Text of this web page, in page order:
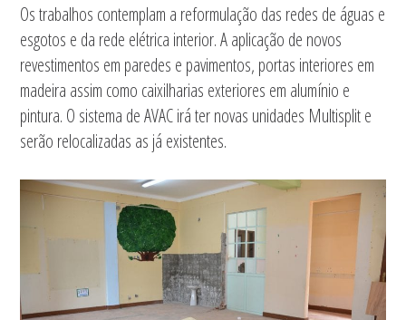
Os trabalhos contemplam a reformulação das redes de águas e
esgotos e da rede elétrica interior. A aplicação de novos
revestimentos em paredes e pavimentos, portas interiores em
madeira assim como caixilharias exteriores em alumínio e
pintura. O sistema de AVAC irá ter novas unidades Multisplit e
serão relocalizadas as já existentes.